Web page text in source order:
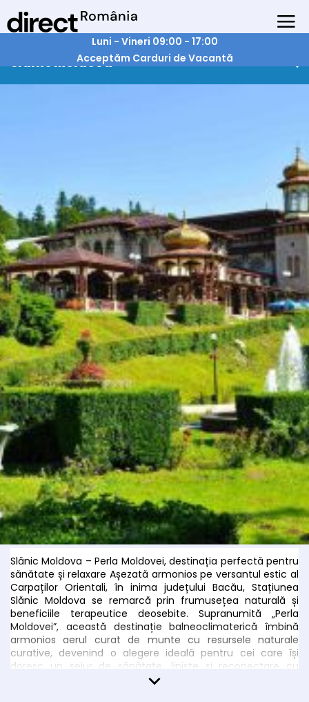
Luni - Vineri 09:00 - 17:00
Acceptăm Carduri de Vacantă
Slanic Moldova
Slănic Moldova – Perla Moldovei, destinația perfectă pentru
sănătate și relaxare Așezată armonios pe versantul estic al
Carpaților Orientali, în inima județului Bacău, Stațiunea
Slănic Moldova se remarcă prin frumusețea naturală și
beneficiile terapeutice deosebite. Supranumită „Perla
Moldovei”, această destinație balneoclimaterică îmbină
armonios aerul curat de munte cu resursele naturale
curative, devenind o alegere ideală pentru cei care își
doresc un sejur de sănătate, liniște și reconectare cu